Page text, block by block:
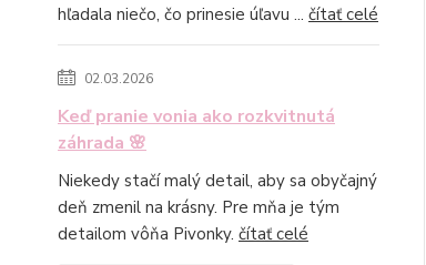
hľadala niečo, čo prinesie úľavu ... čítať celé
02.03.2026
Keď pranie vonia ako rozkvitnutá
záhrada 🌸
Niekedy stačí malý detail, aby sa obyčajný
deň zmenil na krásny. Pre mňa je tým
detailom vôňa Pivonky. čítať celé